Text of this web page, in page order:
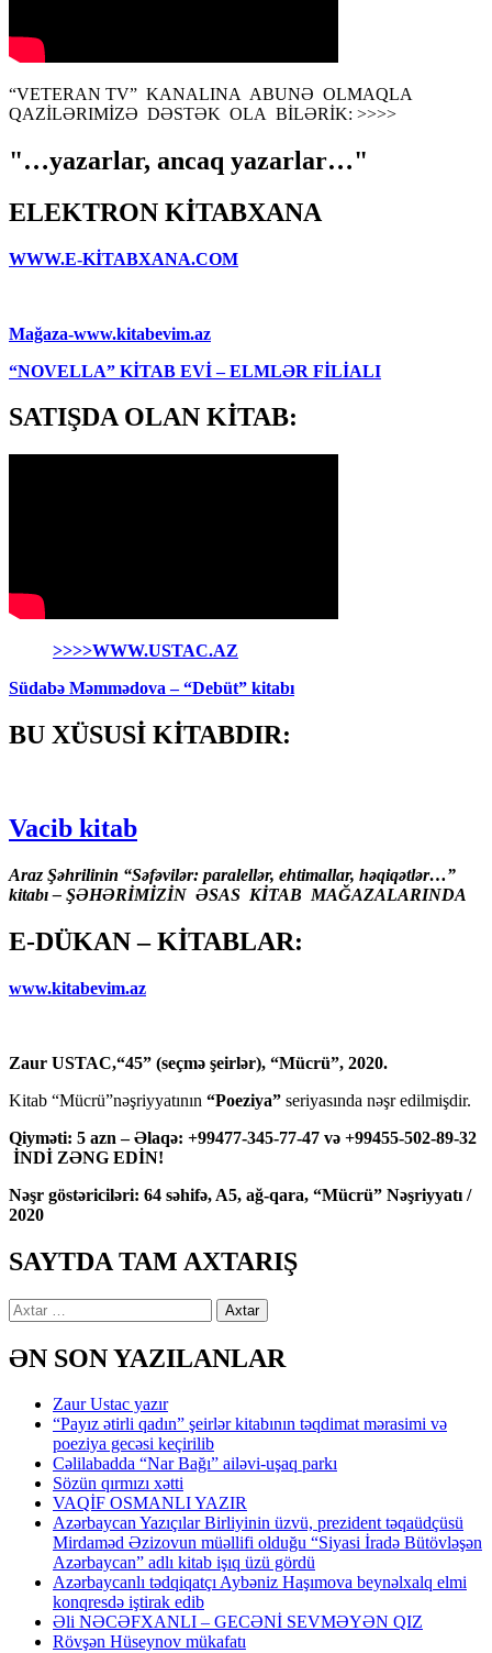
“VETERAN TV” KANALINA ABUNƏ OLMAQLA
QAZİLƏRIMİZƏ DƏSTƏK OLA BİLƏRİK: >>>>
"…yazarlar, ancaq yazarlar…"
ELEKTRON KİTABXANA
WWW.E-KİTABXANA.COM
Mağaza-www.kitabevim.az
“NOVELLA” KİTAB EVİ – ELMLƏR FİLİALI
SATIŞDA OLAN KİTAB:
>>>>WWW.USTAC.AZ
Südabə Məmmədova – “Debüt” kitabı
BU XÜSUSİ KİTABDIR:
Vacib kitab
Araz Şəhrilinin “Səfəvilər: paralellər, ehtimallar, həqiqətlər…”
kitabı – ŞƏHƏRİMİZİN ƏSAS KİTAB MAĞAZALARINDA
E-DÜKAN – KİTABLAR:
www.kitabevim.az
Zaur USTAC,“45” (seçmə şeirlər), “Mücrü”, 2020.
Kitab “Mücrü”nəşriyyatının “Poeziya” seriyasında nəşr edilmişdir.
Qiyməti: 5 azn – Əlaqə: +99477-345-77-47 və +99455-502-89-32
İNDİ ZƏNG EDİN!
Nəşr göstəriciləri: 64 səhifə, A5, ağ-qara, “Mücrü” Nəşriyyatı /
2020
SAYTDA TAM AXTARIŞ
Axtarış:
ƏN SON YAZILANLAR
Zaur Ustac yazır
“Payız ətirli qadın” şeirlər kitabının təqdimat mərasimi və
poeziya gecəsi keçirilib
Cəlilabadda “Nar Bağı” ailəvi-uşaq parkı
Sözün qırmızı xətti
VAQİF OSMANLI YAZIR
Azərbaycan Yazıçılar Birliyinin üzvü, prezident təqaüdçüsü
Mirdaməd Əzizovun müəllifi olduğu “Siyasi İradə Bütövləşən
Azərbaycan” adlı kitab işıq üzü gördü
Azərbaycanlı tədqiqatçı Aybəniz Haşımova beynəlxalq elmi
konqresdə iştirak edib
Əli NƏCƏFXANLI – GECƏNİ SEVMƏYƏN QIZ
Rövşən Hüseynov mükafatı